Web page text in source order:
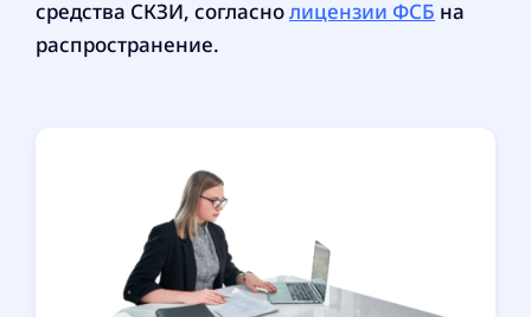
средства СКЗИ, согласнолицензии ФСБ на
распространение.